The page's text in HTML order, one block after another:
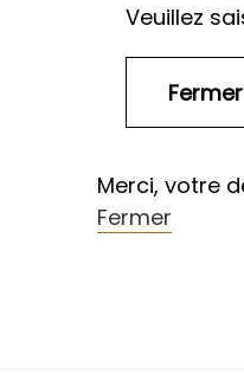
Veuillez
Merci, votre
Fermer